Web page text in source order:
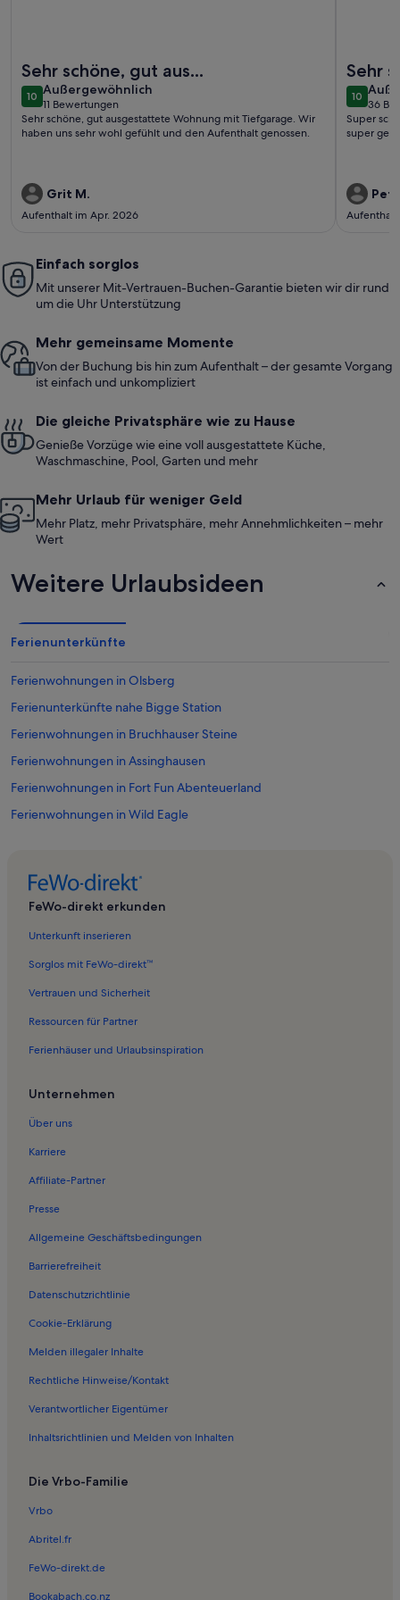
Sehr schöne, gut aus...
1010 von 10
Außergewöhnlich
außergewöhnlich
11 Bewertungen
(11
bewertungen)
Sehr schöne, gut ausgestattete Wohnung mit Tiefgarage. Wir
haben uns sehr wohl gefühlt und den Aufenthalt genossen.
Grit M.
Aufenthalt im Apr. 2026
Sehr
1010 von
36
(36
Super
Einfach sorglos
Mit unserer Mit-Vertrauen-Buchen-Garantie bieten wir dir rund
um die Uhr Unterstützung
Mehr gemeinsame Momente
Von der Buchung bis hin zum Aufenthalt – der gesamte Vorgang
ist einfach und unkompliziert
Die gleiche Privatsphäre wie zu Hause
Genieße Vorzüge wie eine voll ausgestattete Küche,
Waschmaschine, Pool, Garten und mehr
Mehr Urlaub für weniger Geld
Mehr Platz, mehr Privatsphäre, mehr Annehmlichkeiten – mehr
Wert
Weitere Urlaubsideen
Ferienunterkünfte
Ferienwohnungen in Olsberg
Ferienunterkünfte nahe Bigge Station
Ferienwohnungen in Bruchhauser Steine
Ferienwohnungen in Assinghausen
Ferienwohnungen in Fort Fun Abenteuerland
Ferienwohnungen in Wild Eagle
Ferienwohnungen in Ostwig
Ramsbeck
Ferienwohnungen in Andreasberg
Ferienwohnungen in Elleringhausen
Ferienwohnungen in Bruchhausen
Ferienwohnungen in Velmede
Ferienwohnungen in Wiemeringhausen
Ferienwohnungen in Wulmeringhausen
Ferienwohnungen in Ramsbeck
Ferienwohnungen in Siedlinghausen
Ferienwohnungen in Altenfeld
Ferienwohnungen in Heringhausen
Ferienwohnungen in Gierskopp
Häuser in Brilon-Wald
Ferienwohnungen und Apartments in Olsberg
FeWo-direkt erkunden
Unterkunft inserieren
Sorglos mit FeWo-direkt™
Vertrauen und Sicherheit
Ressourcen für Partner
Ferienhäuser und Urlaubsinspiration
Unternehmen
Über uns
Karriere
Affiliate-Partner
Presse
Allgemeine Geschäftsbedingungen
Barrierefreiheit
Datenschutzrichtlinie
Cookie-Erklärung
Melden illegaler Inhalte
Rechtliche Hinweise/Kontakt
Verantwortlicher Eigentümer
Inhaltsrichtlinien und Melden von Inhalten
Die Vrbo-Familie
Vrbo
Abritel.fr
FeWo-direkt.de
Bookabach.co.nz